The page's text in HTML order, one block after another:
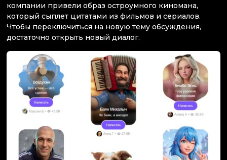
компании привели образ остроумного киномана,
который сыплет цитатами из фильмов и сериалов.
Чтобы переключиться на новую тему обсуждения,
достаточно открыть новый диалог.